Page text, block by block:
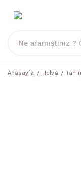
Anasayfa Helva